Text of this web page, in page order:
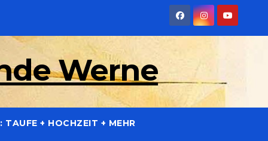
Werne
TAUFE + HOCHZEIT + MEHR